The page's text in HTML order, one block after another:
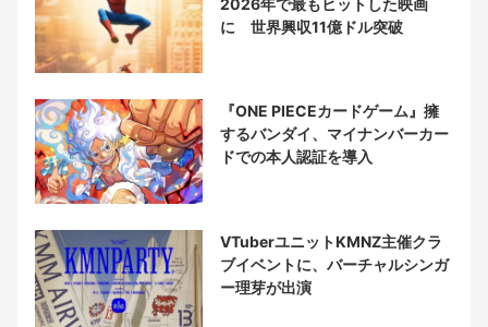
2026年で最もヒットした映画
に 世界興収11億ドル突破
『ONE PIECEカードゲーム』擁
するバンダイ、マイナンバーカー
ドでの本人認証を導入
VTuberユニットKMNZ主催クラ
ブイベントに、バーチャルシンガ
ー理芽が出演